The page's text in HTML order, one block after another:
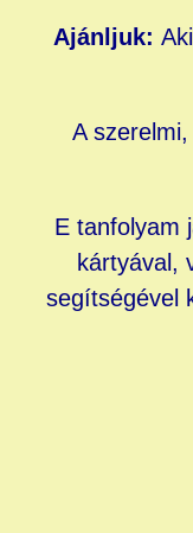
Ajánljuk:
A
E tanfolyam
kártyával,
segítségével